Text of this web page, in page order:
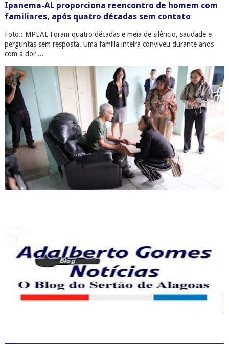
Ipanema-AL proporciona reencontro de homem com
familiares, após quatro décadas sem contato
Foto.: MPEAL Foram quatro décadas e meia de silêncio, saudade e
perguntas sem resposta. Uma família inteira conviveu durante anos
com a dor ...